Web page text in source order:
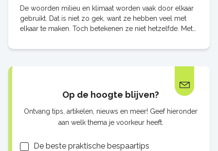
De woorden milieu en klimaat worden vaak door elkaar
gebruikt. Dat is niet zo gek, want ze hebben veel met
elkaar te maken. Toch betekenen ze niet hetzelfde. Met
Op de hoogte blijven?
Ontvang tips, artikelen, nieuws en meer! Geef hieronder
aan welk thema je voorkeur heeft.
LijstenDe beste praktische bespaartips